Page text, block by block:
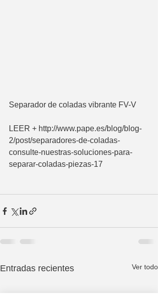
Separador de coladas vibrante FV-V
LEER + http://www.pape.es/blog/blog-
2/post/separadores-de-coladas-
consulte-nuestras-soluciones-para-
separar-coladas-piezas-17
Entradas recientes Ver todo